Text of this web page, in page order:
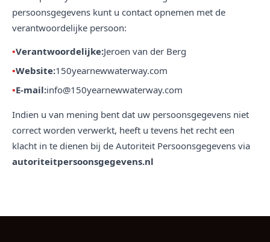
persoonsgegevens kunt u contact opnemen met de
verantwoordelijke persoon:
Verantwoordelijke:Jeroen van der Berg
Website:150yearnewwaterway.com
E-mail:info@150yearnewwaterway.com
Indien u van mening bent dat uw persoonsgegevens niet
correct worden verwerkt, heeft u tevens het recht een
klacht in te dienen bij de Autoriteit Persoonsgegevens via
autoriteitpersoonsgegevens.nl